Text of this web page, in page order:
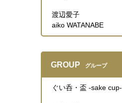
渡辺愛子
aiko WATANABE
GROUP グループ
ぐい呑・盃 -sake cup-